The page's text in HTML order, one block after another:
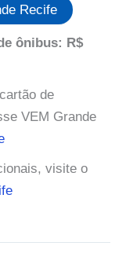
Recife
ônibus: R$
de
VEM Grande
visite o